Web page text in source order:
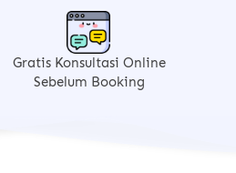
Gratis Konsultasi Online
Sebelum Booking